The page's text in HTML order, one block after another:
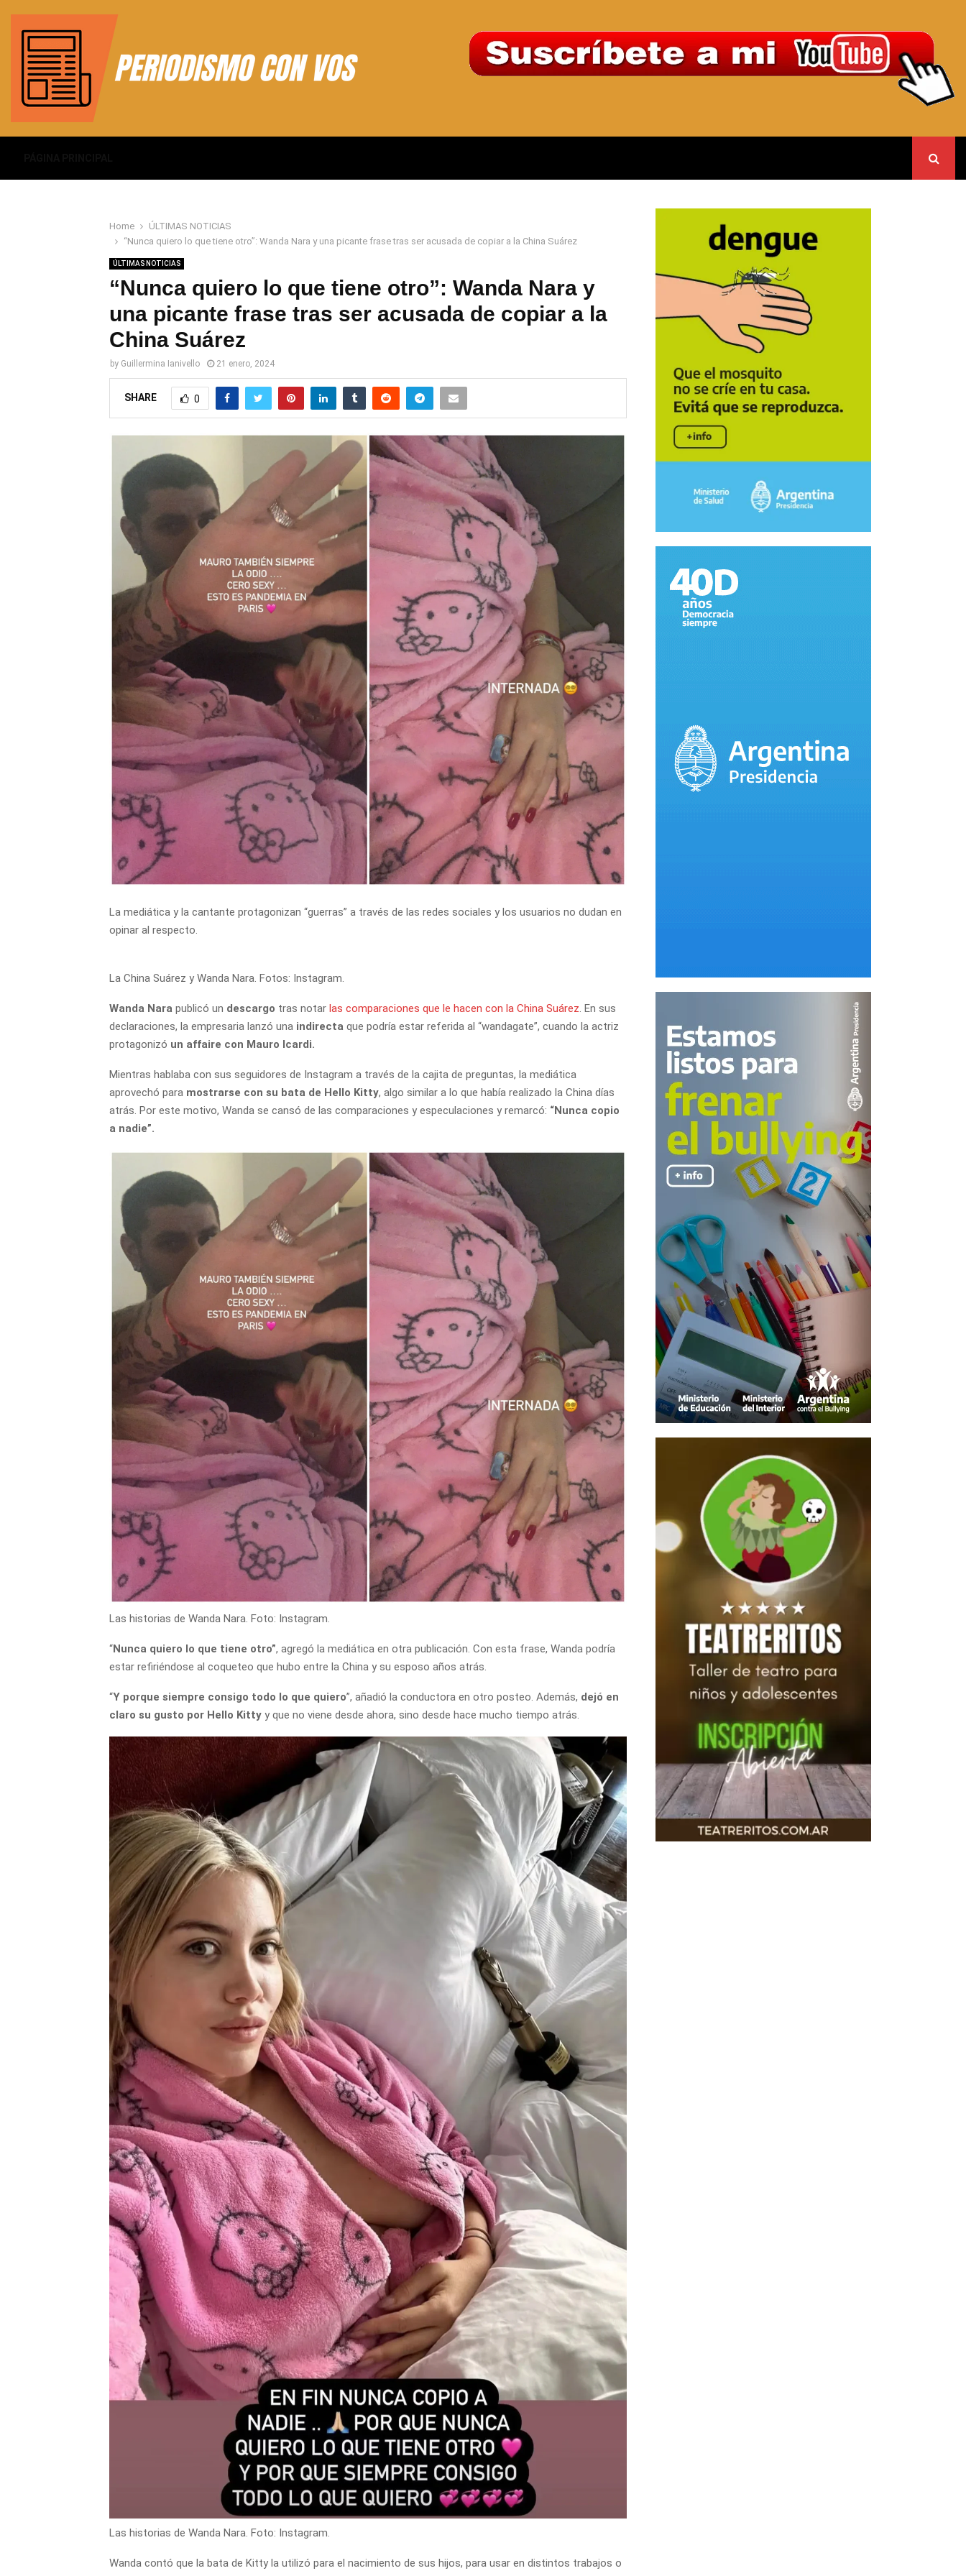
Home
ÚLTIMAS NOTICIAS
“Nunca quiero lo que tiene otro”: Wanda Nara y una picante frase tras ser acusada de copiar a la China Suárez
ÚLTIMAS NOTICIAS
“Nunca quiero lo que tiene otro”: Wanda Nara y
una picante frase tras ser acusada de copiar a la
China Suárez
by Guillermina Ianivello 21 enero, 2024
SHARE 0
La mediática y la cantante protagonizan “guerras” a través de las redes sociales y los usuarios no dudan en
opinar al respecto.
La China Suárez y Wanda Nara. Fotos: Instagram.
Wanda Nara publicó un descargo tras notar las comparaciones que le hacen con la China Suárez. En sus
declaraciones, la empresaria lanzó una indirecta que podría estar referida al “wandagate”, cuando la actriz
protagonizó un affaire con Mauro Icardi.
Mientras hablaba con sus seguidores de Instagram a través de la cajita de preguntas, la mediática
aprovechó para mostrarse con su bata de Hello Kitty, algo similar a lo que había realizado la China días
atrás. Por este motivo, Wanda se cansó de las comparaciones y especulaciones y remarcó: “Nunca copio
a nadie”.
Las historias de Wanda Nara. Foto: Instagram.
“Nunca quiero lo que tiene otro”, agregó la mediática en otra publicación. Con esta frase, Wanda podría
estar refiriéndose al coqueteo que hubo entre la China y su esposo años atrás.
“Y porque siempre consigo todo lo que quiero”, añadió la conductora en otro posteo. Además, dejó en
claro su gusto por Hello Kitty y que no viene desde ahora, sino desde hace mucho tiempo atrás.
Las historias de Wanda Nara. Foto: Instagram.
Wanda contó que la bata de Kitty la utilizó para el nacimiento de sus hijos, para usar en distintos trabajos o